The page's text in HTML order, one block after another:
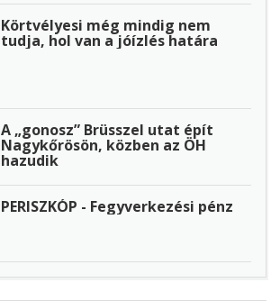
Körtvélyesi még mindig nem
tudja, hol van a jóízlés határa
A „gonosz” Brüsszel utat épít
Nagykőrösön, közben az ÖH
hazudik
PERISZKÓP - Fegyverkezési pénz